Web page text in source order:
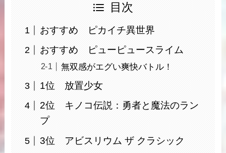
目次
おすすめ ピカイチ異世界
おすすめ ピューピュースライム
無双感がエグい爽快バトル！
1位 放置少女
2位 キノコ伝説：勇者と魔法のラン
プ
3位 アビスリウム ザ クラシック